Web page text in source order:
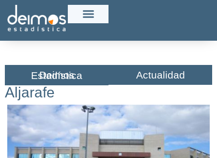
Deimos Estadística​ Actualidad
Aljarafe